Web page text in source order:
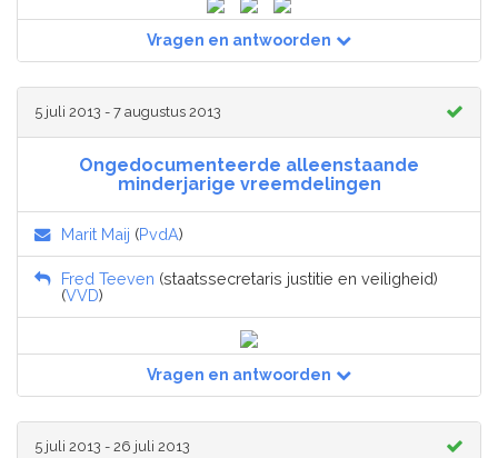
Vragen en antwoorden
5 juli 2013 - 7 augustus 2013
Ongedocumenteerde alleenstaande
minderjarige vreemdelingen
Marit Maij (PvdA)
Fred Teeven (staatssecretaris justitie en veiligheid)
(VVD)
Vragen en antwoorden
5 juli 2013 - 26 juli 2013